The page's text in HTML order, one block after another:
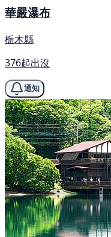
華嚴瀑布
栃木縣
376起出沒
通知